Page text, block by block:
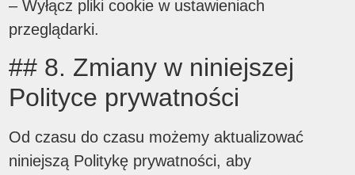
– Wyłącz pliki cookie w ustawieniach
przeglądarki.
## 8. Zmiany w niniejszej
Polityce prywatności
Od czasu do czasu możemy aktualizować
niniejszą Politykę prywatności, aby